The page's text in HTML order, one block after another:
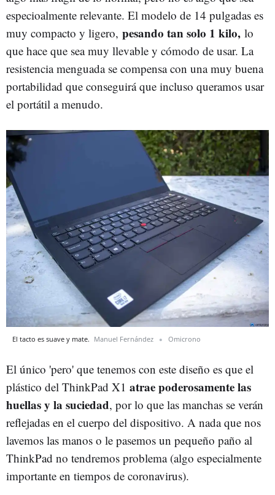
especioalmente relevante. El modelo de 14 pulgadas es
muy compacto y ligero, pesando tan solo 1 kilo, lo
que hace que sea muy llevable y cómodo de usar. La
resistencia menguada se compensa con una muy buena
portabilidad que conseguirá que incluso queramos usar
el portátil a menudo.
El tacto es suave y mate. Manuel Fernández Omicrono
El único 'pero' que tenemos con este diseño es que el
plástico del ThinkPad X1 atrae poderosamente las
huellas y la suciedad, por lo que las manchas se verán
reflejadas en el cuerpo del dispositivo. A nada que nos
lavemos las manos o le pasemos un pequeño paño al
ThinkPad no tendremos problema (algo especialmente
importante en tiempos de coronavirus).